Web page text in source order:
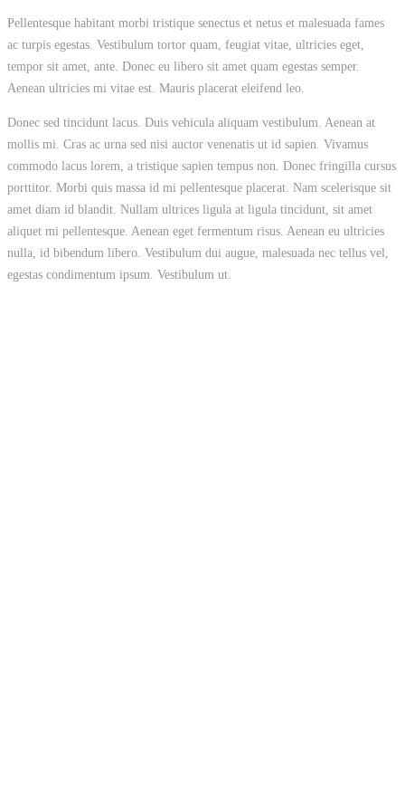
Pellentesque habitant morbi tristique senectus et netus et malesuada fames
ac turpis egestas. Vestibulum tortor quam, feugiat vitae, ultricies eget,
tempor sit amet, ante. Donec eu libero sit amet quam egestas semper.
Aenean ultricies mi vitae est. Mauris placerat eleifend leo.
Donec sed tincidunt lacus. Duis vehicula aliquam vestibulum. Aenean at
mollis mi. Cras ac urna sed nisi auctor venenatis ut id sapien. Vivamus
commodo lacus lorem, a tristique sapien tempus non. Donec fringilla cursus
porttitor. Morbi quis massa id mi pellentesque placerat. Nam scelerisque sit
amet diam id blandit. Nullam ultrices ligula at ligula tincidunt, sit amet
aliquet mi pellentesque. Aenean eget fermentum risus. Aenean eu ultricies
nulla, id bibendum libero. Vestibulum dui augue, malesuada nec tellus vel,
egestas condimentum ipsum. Vestibulum ut.